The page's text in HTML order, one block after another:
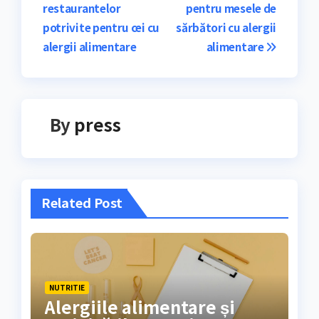
în
articole
pentru mesele de
sărbători cu alergii
alimentare
restaurantelor
potrivite pentru cei cu
alergii alimentare
By press
Related Post
NUTRITIE
Alergiile alimentare și